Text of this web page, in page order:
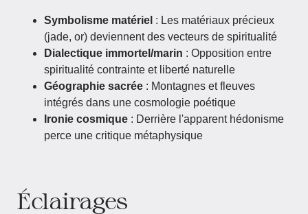
Symbolisme matériel : Les matériaux précieux
(jade, or) deviennent des vecteurs de spiritualité
Dialectique immortel/marin : Opposition entre
spiritualité contrainte et liberté naturelle
Géographie sacrée : Montagnes et fleuves
intégrés dans une cosmologie poétique
Ironie cosmique : Derrière l'apparent hédonisme
perce une critique métaphysique
Éclairages